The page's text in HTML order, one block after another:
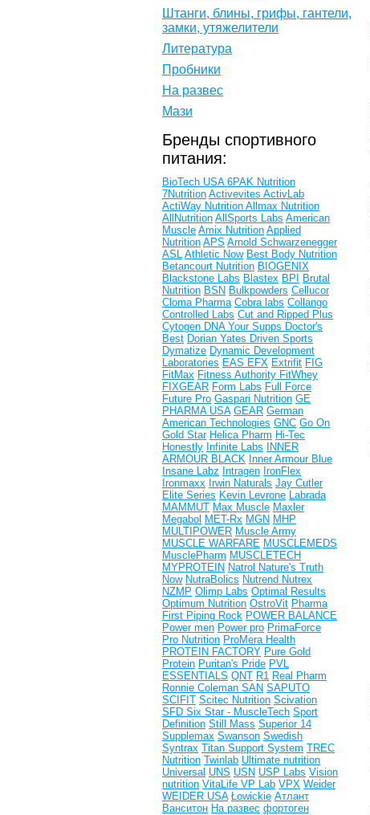
Штанги, блины, грифы, гантели,
замки, утяжелители
Литература
Пробники
На развес
Мази
Бренды спортивного
питания:
BioTech USA 6PAK Nutrition
7Nutrition Activevites ActivLab
ActiWay Nutrition Allmax Nutrition
AllNutrition AllSports Labs American
Muscle Amix Nutrition Applied
Nutrition APS Arnold Schwarzenegger
ASL Athletic Now Best Body Nutrition
Betancourt Nutrition BIOGENIX
Blackstone Labs Blastex BPI
Brutal
Nutrition BSN Bulkpowders Cellucor
Cloma Pharma Cobra labs Collango
Controlled Labs Cut and Ripped Plus
Cytogen DNA Your Supps Doctor's
Best Dorian Yates Driven Sports
Dymatize Dynamic Development
Laboratories EAS EFX Extrifit FIG
FitMax Fitness Authority FitWhey
FIXGEAR Form Labs Full Force
Future Pro Gaspari Nutrition GE
PHARMA USA GEAR German
American Technologies GNC Go On
Gold Star Helica Pharm Hi-Tec
Honestly Infinite Labs
INNER
ARMOUR BLACK Inner Armour Blue
Insane Labz Intragen IronFlex
Ironmaxx Irwin Naturals Jay Cutler
Elite Series Kevin Levrone Labrada
MAMMUT Max Muscle Maxler
Megabol MET-Rx MGN MHP
MULTIPOWER Muscle Army
MUSCLE WARFARE MUSCLEMEDS
MusclePharm MUSCLETECH
MYPROTEIN Natrol Nature's Truth
Now NutraBolics Nutrend Nutrex
NZMP Olimp Labs Optimal Results
Optimum Nutrition OstroVit Pharma
First Piping Rock POWER BALANCE
Power men Power pro PrimaForce
Pro Nutrition ProMera Health
PROTEIN FACTORY Pure Gold
Protein Puritan's Pride PVL
ESSENTIALS QNT R1 Real Pharm
Ronnie Coleman SAN SAPUTO
SCIFIT Scitec Nutrition Scivation
SFD Six Star - MuscleTech Sport
Definition Still Mass Superior 14
Supplemax Swanson Swedish
Syntrax Titan Support System TREC
Nutrition Twinlab Ultimate nutrition
Universal UNS USN USP Labs Vision
nutrition VitaLife VP Lab VPX Weider
WEIDER USA Łowickie Атлант
Ванситон На развес фортоген